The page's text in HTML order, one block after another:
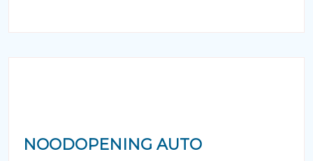
NOODOPENING AUTO